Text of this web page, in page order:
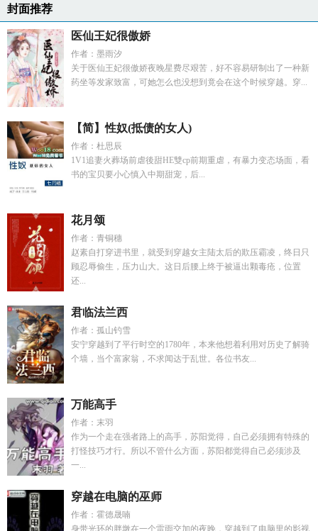
封面推荐
医仙王妃很傲娇
作者：墨雨汐
关于医仙王妃很傲娇夜晚星费尽艰苦，好不容易研制出了一种新
药坐等发家致富，可她怎么也没想到竟会在这个时候穿越。穿...
【简】性奴(抵债的女人)
作者：杜思辰
1V1追妻火葬场前虐後甜HE雙cp前期重虐，有暴力变态场面，看
书的宝贝要小心慎入中期甜宠，后...
花月颂
作者：青铜穗
赵素自打穿进书里，就受到穿越女主陆太后的欺压霸凌，终日只
顾忍辱偷生，压力山大。这日后腰上终于被逼出颗毒疮，位置
还...
君临法兰西
作者：孤山钓雪
安宁穿越到了平行时空的1780年，本来他想着利用对历史了解骑
个墙，当个富家翁，不求闻达于乱世。各位书友...
万能高手
作者：末羽
作为一个走在强者路上的高手，苏阳觉得，自己必须拥有特殊的
打怪技巧才行。所以不管什么方面，苏阳都觉得自己必须涉及
一...
穿越在电脑的巫师
作者：霍德晟喃
身带光环的胖墩在一个雷雨交加的夜晚，穿越到了电脑里的影视